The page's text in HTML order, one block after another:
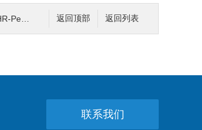
返回列表
返回顶部
稳定性？
联系我们